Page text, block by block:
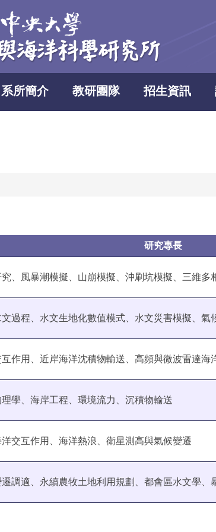
系所簡介 教研團隊 招生資訊
研究專長
、風暴潮模擬、山崩模擬、沖刷坑模擬、三維多
文過程、水文生地化數值模式、水文災害模擬、氣
作用、近岸海洋沈積物輸送、高頻與微波雷達海
學、海岸工程、環境流力、沉積物輸送
洋交互作用、海洋熱浪、衛星測高與氣候變遷
調適、永續農牧土地利用規劃、都會區水文學、